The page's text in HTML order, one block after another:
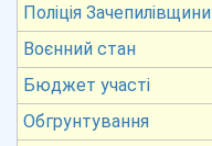
Поліція Зачепилівщини
Воєнний стан
Бюджет участі
Обгрунтування